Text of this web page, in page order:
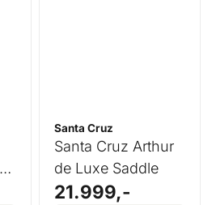
Santa Cruz
Santa Cruz Arthur
de Luxe Saddle
21.999,-